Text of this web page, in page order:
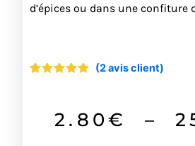
d’épices ou dans une confiture
notations
client
(2avis client)
2.80€ –